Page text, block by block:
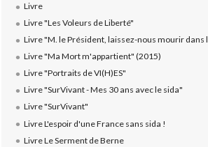
Livre
Livre "Les Voleurs de Liberté"
Livre "M. le Président, laissez-nous mourir dans l
Livre "Ma Mort m'appartient" (2015)
Livre "Portraits de VI(H)ES"
Livre "SurVivant - Mes 30 ans avec le sida"
Livre "SurVivant"
Livre L'espoir d'une France sans sida !
Livre Le Serment de Berne